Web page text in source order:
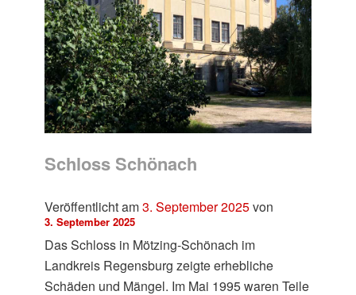
Schloss Schönach
Veröffentlicht am3. September 2025von
3. September 2025
Das Schloss in Mötzing-Schönach im
Landkreis Regensburg zeigte erhebliche
Schäden und Mängel. Im Mai 1995 waren Teile